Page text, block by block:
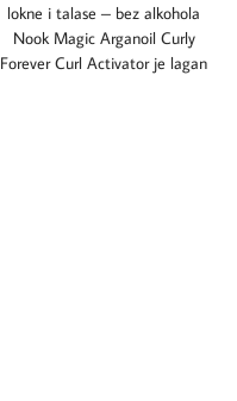
lokne i talase – bez alkohola
Nook Magic Arganoil Curly
Forever Curl Activator je lagan